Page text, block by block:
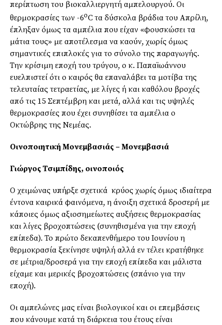
περίπτωση του βιοκαλλιεργητή αμπελουργού. Οι
θερμοκρασίες των -6οC τα δύσκολα βράδια του Απρίλη,
έπληξαν όμως τα αμπέλια που είχαν «φουσκώσει τα
μάτια τους» με αποτέλεσμα να καούν, χωρίς όμως
σημαντικές επιπλοκές για το σύνολο της παραγωγής.
Την κρίσιμη εποχή του τρύγου, ο κ. Παπαϊωάννου
ευελπιστεί ότι ο καιρός θα επαναλάβει τα μοτίβα της
τελευταίας τετραετίας, με λίγες ή και καθόλου βροχές
από τις 15 Σεπτέμβρη και μετά, αλλά και τις υψηλές
θερμοκρασίες που έχει συνηθίσει τα αμπέλια ο
Οκτώβρης της Νεμέας.
Οινοποιητική Μονεμβασιάς – Μονεμβασιά
Γιώργος Τσιμπίδης, οινοποιός
Ο χειμώνας υπήρξε σχετικά κρύος χωρίς όμως ιδιαίτερα
έντονα καιρικά φαινόμενα, η άνοιξη σχετικά δροσερή με
κάποιες όμως αξιοσημείωτες αυξήσεις θερμοκρασίας
και λίγες βροχοπτώσεις (συνηθισμένα για την εποχή
επίπεδα). Το πρώτο δεκαπενθήμερο του Ιουνίου η
θερμοκρασία ξεκίνησε υψηλή αλλά εν τέλει κρατήθηκε
σε μέτρια/δροσερά για την εποχή επίπεδα και μάλιστα
είχαμε και μερικές βροχοπτώσεις (σπάνιο για την
εποχή).
Οι αμπελώνες μας είναι βιολογικοί και οι επεμβάσεις
που κάνουμε κατά τη διάρκεια του έτους είναι